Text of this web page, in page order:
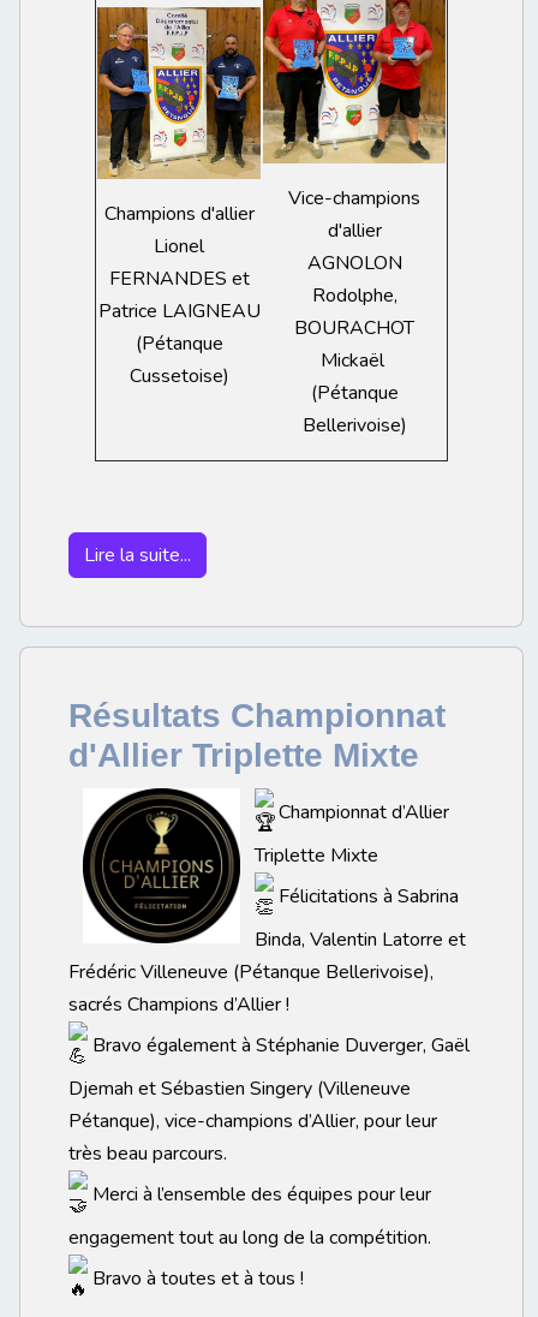
Champions d'allier
Lionel
FERNANDES et
Patrice LAIGNEAU
(Pétanque
Cussetoise)
Vice-champions
d'allier
AGNOLON
Rodolphe,
BOURACHOT
Mickaël
(Pétanque
Bellerivoise)
Lire la suite...
Résultats Championnat
d'Allier Triplette Mixte
Championnat d’Allier
Triplette Mixte
Félicitations à Sabrina
Binda, Valentin Latorre et
Frédéric Villeneuve (Pétanque Bellerivoise),
sacrés Champions d’Allier !
Bravo également à Stéphanie Duverger, Gaël
Djemah et Sébastien Singery (Villeneuve
Pétanque), vice-champions d’Allier, pour leur
très beau parcours.
Merci à l’ensemble des équipes pour leur
engagement tout au long de la compétition.
Bravo à toutes et à tous !